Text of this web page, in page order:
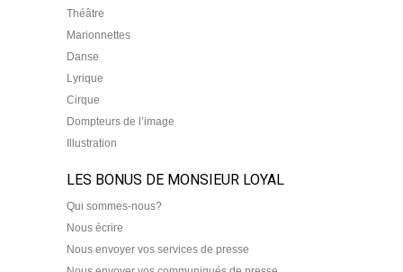
Théâtre
Marionnettes
Danse
Lyrique
Cirque
Dompteurs de l’image
Illustration
LES BONUS DE MONSIEUR LOYAL
Qui sommes-nous?
Nous écrire
Nous envoyer vos services de presse